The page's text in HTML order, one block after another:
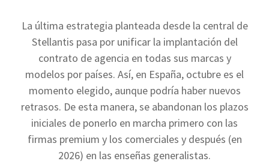
La última estrategia planteada desde la central de
Stellantis pasa por unificar la implantación del
contrato de agencia en todas sus marcas y
modelos por países. Así, en España, octubre es el
momento elegido, aunque podría haber nuevos
retrasos. De esta manera, se abandonan los plazos
iniciales de ponerlo en marcha primero con las
firmas premium y los comerciales y después (en
2026) en las enseñas generalistas.